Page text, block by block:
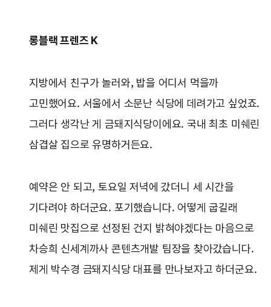
롱블랙 프렌즈 K
지방에서 친구가 놀러와, 밥을 어디서 먹을까
고민했어요. 서울에서 소문난 식당에 데려가고 싶었죠.
그러다 생각난 게 금돼지식당이에요. 국내 최초 미쉐린
삼겹살 집으로 유명하거든요.
예약은 안 되고, 토요일 저녁에 갔더니 세 시간을
기다려야 하더군요. 포기했습니다. 어떻게 굽길래
미쉐린 맛집으로 선정된 건지 밝혀야겠다는 마음으로
차승희 신세계까사 콘텐츠개발 팀장을 찾아갔습니다.
제게 박수경 금돼지식당 대표를 만나보자고 하더군요.